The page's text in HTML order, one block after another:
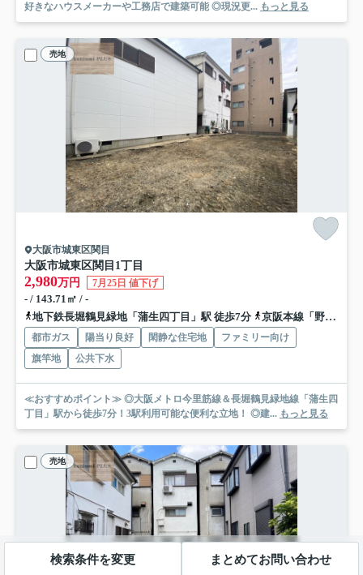
好きなハウスメーカーや工務店で建築可能 ◎現況更... もっと見る
売地
大阪市城東区関目
大阪市城東区関目1丁目
2,980万円 7月25日 値下げ
- / 143.71㎡ / -
地下鉄長堀鶴見緑地「蒲生四丁目」駅 徒歩7分
京阪本線「野江」駅 徒歩8分
都市ガス 陽当り良好 閑静な住宅地
ファミリー向け
旗竿地
公共下水
≪おすすめポイント≫ ◎大阪メトロ今里筋線＆長堀鶴見緑地線「蒲生四
丁目」駅から徒歩7分！3駅利用可能な便利な立地！ ◎建... もっと見る
売地
検索条件を変更 まとめてお問い合わせ